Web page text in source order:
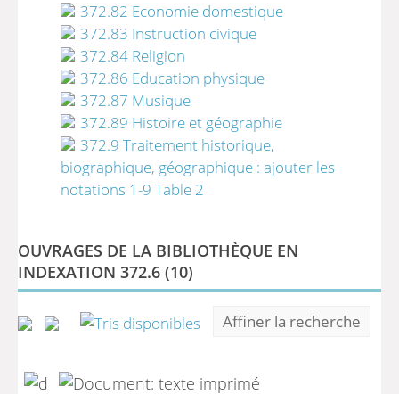
372.82 Economie domestique
372.83 Instruction civique
372.84 Religion
372.86 Education physique
372.87 Musique
372.89 Histoire et géographie
372.9 Traitement historique,
biographique, géographique : ajouter les
notations 1-9 Table 2
OUVRAGES DE LA BIBLIOTHÈQUE EN
INDEXATION 372.6 (10)
Affiner la recherche